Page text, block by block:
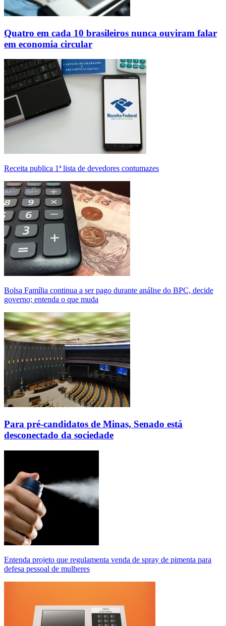
Quatro em cada 10 brasileiros nunca ouviram falar
em economia circular
Receita publica 1ª lista de devedores contumazes
Bolsa Família continua a ser pago durante análise do BPC, decide
governo; entenda o que muda
Para pré-candidatos de Minas, Senado está
desconectado da sociedade
Entenda projeto que regulamenta venda de spray de pimenta para
defesa pessoal de mulheres